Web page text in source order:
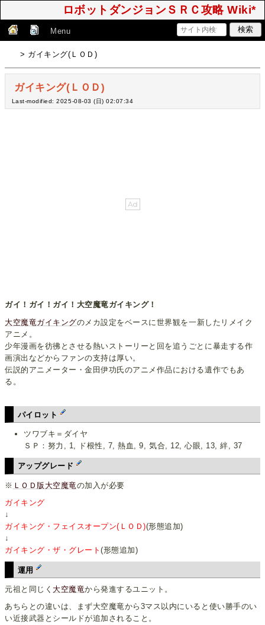
ロボットダンジョンＳＲＣ攻略 Wiki*
Menu
> ガイキング(ＬＯＤ)
ガイキング(ＬＯＤ)
Last-modified: 2025-08-03 (日) 02:07:34
ガイ！ガイ！ガイ！大空魔竜ガイキング！
大空魔竜ガイキングのメカ設定をベースに世界観を一新したリメイク
アニメ。
少年漫画を彷彿とさせる熱いストーリーと回を追うごとに暴走する作
画演出などからファンの支持は厚い。
伝説的アニメーター・金田伊功氏のアニメ作品における遺作でもあ
る。
パイロット
ツワブキ＝ダイヤ
ＳＰ：努力, 1, ド根性, 7, 熱血, 9, 気合, 12, 心眼, 13, 絆, 37
アップグレード
※ ＬＯＤ版大空魔竜の加入が必要
ガイキング
↓
ガイキング・フェイスオープン(ＬＯＤ)(形態追加)
↓
ガイキング・ザ・グレート(形態追加)
運用
元祖と同じく 大空魔竜から発進するユニット。
あちらとの違いは、まず大空魔竜から3マス以内にいると使い勝手のい
い近接武器とシールドが追加されること。